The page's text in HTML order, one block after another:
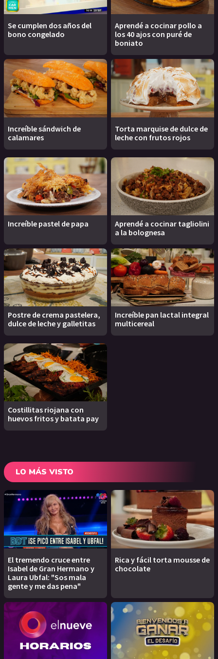
Se cumplen dos años del
bono congelado
Aprendé a cocinar pollo a
los 40 ajos con puré de
boniato
Increíble sándwich de
calamares
Torta marquise de dulce de
leche con frutos rojos
Increíble pastel de papa
Aprendé a cocinar tagliolini
a la bolognesa
Postre de crema pastelera,
dulce de leche y galletitas
Increíble pan lactal integral
multicereal
Costillitas riojana con
huevos fritos y batata pay
LO MÁS VISTO
El tremendo cruce entre
Isabel de Gran Hermano y
Laura Ubfal: "Sos mala
gente y me das pena"
Rica y fácil torta mousse de
chocolate